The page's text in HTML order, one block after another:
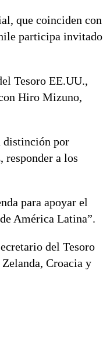
que coinciden con
participa invitado
Tesoro EE.UU.,
Hiro Mizuno,
distinción por
responder a los
para apoyar el
América Latina”.
del Tesoro
Croacia y